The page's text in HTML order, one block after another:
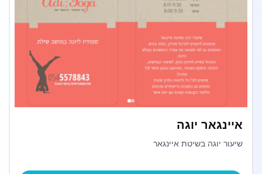
איינגאר יוגה
שיעור יוגה בשיטת איינגאר